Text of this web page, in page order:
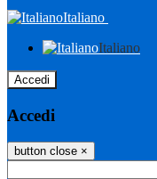
Italiano
Italiano
Accedi
Accedi
button close ×